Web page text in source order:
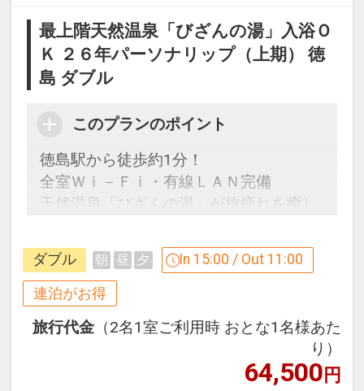
す。
※お子様のみのご利用はできません。
ざいます。
【食事ありのこどもF】…4，400円（税
込）アメニティ付／施設使用料込・寝具
設定期間：2026年4月1日～2026年11月
30日
インターネットコース番号：DP-1-
17251682
※クラブサビー特色は予告なく変更とな
る場合がございます。
詳しくはホテルのホームページにて
ここがポイント！
●おとなおひとり様につき、釣り堀体験1
回30分間を代金不要でご利用いただけま
で、ブランド鳴門鯛を釣り上げましょ
う！(バケツ・タモ・軍手を貸出いたし
ます)
※魚代金は別途有料
魚種：鯛・アジ・ハマチ・ウマヅラハゲ
最上階天然温泉「びざんの湯」入浴Ｏ
Ｋ ２６年パーソナリップ（上期） 徳
島 ダブル
このプランのポイント
徳島駅から徒歩約1分！
全室Ｗｉ－Ｆｉ・有線ＬＡＮ完備
天然温泉「びざんの湯」が旅疲れを癒し
【連泊するとお得】連泊割引がございま
す
２泊目より１泊につきおひとり様 ５００
ダブル 朝 昼 夕 In 15:00 / Out 11:00
連泊がお得
旅行代金 （2名1室ご利用時 おとな1名様あた
り）
64,500円